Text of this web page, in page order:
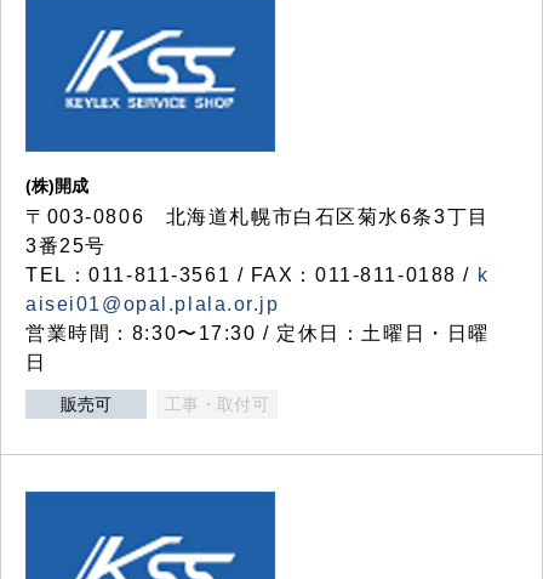
(株)開成
〒003-0806 北海道札幌市白石区菊水6条3丁目
3番25号
TEL：011-811-3561 / FAX：011-811-0188 / k
aisei01@opal.plala.or.jp
営業時間：8:30〜17:30 / 定休日：土曜日・日曜
日
販売可 工事・取付可